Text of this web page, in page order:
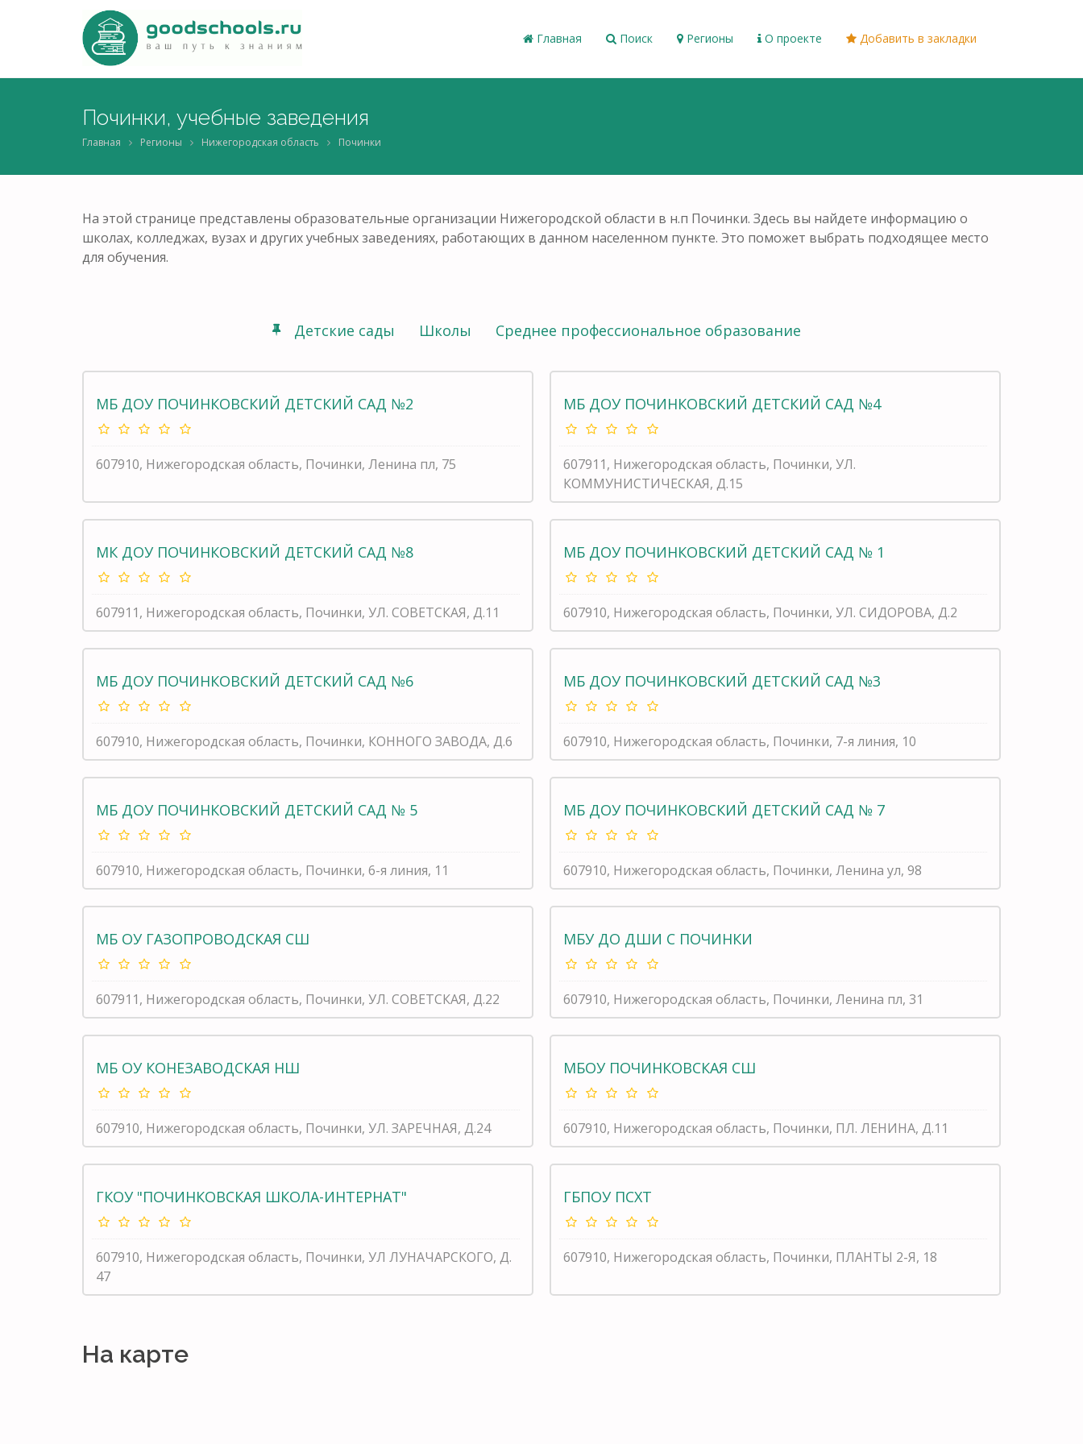
Главная Поиск Регионы О проекте Добавить в закладки
Починки, учебные заведения
Главная Регионы Нижегородская область Починки
На этой странице представлены образовательные организации Нижегородской области в н.п Починки. Здесь вы найдете информацию о
школах, колледжах, вузах и других учебных заведениях, работающих в данном населенном пункте. Это поможет выбрать подходящее место
для обучения.
Детские сады Школы Среднее профессиональное образование
МБ ДОУ ПОЧИНКОВСКИЙ ДЕТСКИЙ САД №2
607910, Нижегородская область, Починки, Ленина пл, 75
МБ ДОУ ПОЧИНКОВСКИЙ ДЕТСКИЙ САД №4
607911, Нижегородская область, Починки, УЛ.
КОММУНИСТИЧЕСКАЯ, Д.15
МК ДОУ ПОЧИНКОВСКИЙ ДЕТСКИЙ САД №8
607911, Нижегородская область, Починки, УЛ. СОВЕТСКАЯ, Д.11
МБ ДОУ ПОЧИНКОВСКИЙ ДЕТСКИЙ САД № 1
607910, Нижегородская область, Починки, УЛ. СИДОРОВА, Д.2
МБ ДОУ ПОЧИНКОВСКИЙ ДЕТСКИЙ САД №6
607910, Нижегородская область, Починки, КОННОГО ЗАВОДА, Д.6
МБ ДОУ ПОЧИНКОВСКИЙ ДЕТСКИЙ САД №3
607910, Нижегородская область, Починки, 7-я линия, 10
МБ ДОУ ПОЧИНКОВСКИЙ ДЕТСКИЙ САД № 5
607910, Нижегородская область, Починки, 6-я линия, 11
МБ ДОУ ПОЧИНКОВСКИЙ ДЕТСКИЙ САД № 7
607910, Нижегородская область, Починки, Ленина ул, 98
МБ ОУ ГАЗОПРОВОДСКАЯ СШ
607911, Нижегородская область, Починки, УЛ. СОВЕТСКАЯ, Д.22
МБУ ДО ДШИ С ПОЧИНКИ
607910, Нижегородская область, Починки, Ленина пл, 31
МБ ОУ КОНЕЗАВОДСКАЯ НШ
607910, Нижегородская область, Починки, УЛ. ЗАРЕЧНАЯ, Д.24
МБОУ ПОЧИНКОВСКАЯ СШ
607910, Нижегородская область, Починки, ПЛ. ЛЕНИНА, Д.11
ГКОУ "ПОЧИНКОВСКАЯ ШКОЛА-ИНТЕРНАТ"
607910, Нижегородская область, Починки, УЛ ЛУНАЧАРСКОГО, Д.
47
ГБПОУ ПСХТ
607910, Нижегородская область, Починки, ПЛАНТЫ 2-Я, 18
На карте